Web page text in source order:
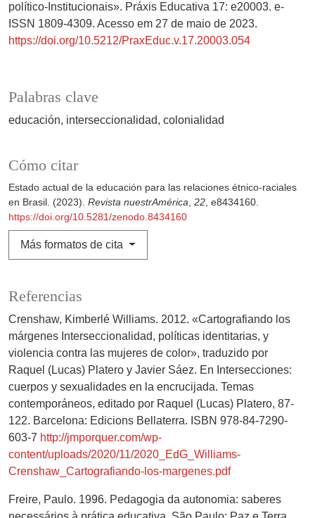
Palabras clave
educación interseccionalidad colonialidad
político-Institucionais». Práxis Educativa 17: e20003. e-
ISSN 1809-4309. Acesso em 27 de maio de 2023.
https://doi.org/10.5212/PraxEduc.v.17.20003.054
Cómo citar
Estado actual de la educación para las relaciones étnico-raciales
en Brasil. (2023). Revista nuestrAmérica, 22, e8434160.
https://doi.org/10.5281/zenodo.8434160
Más formatos de cita
Referencias
Crenshaw, Kimberlé Williams. 2012. «Cartografiando los
márgenes Interseccionalidad, políticas identitarias, y
violencia contra las mujeres de color», traduzido por
Raquel (Lucas) Platero y Javier Sáez. En Intersecciones:
cuerpos y sexualidades en la encrucijada. Temas
contemporáneos, editado por Raquel (Lucas) Platero, 87-
122. Barcelona: Edicions Bellaterra. ISBN 978-84-7290-
603-7 http://jmporquer.com/wp-
content/uploads/2020/11/2020_EdG_Williams-
Crenshaw_Cartografiando-los-margenes.pdf
Freire, Paulo. 1996. Pedagogia da autonomia: saberes